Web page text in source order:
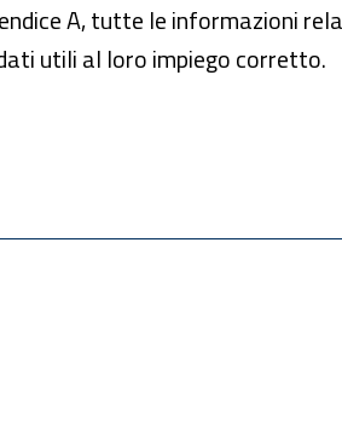
A, tutte le informazioni
utili al loro impiego corretto.